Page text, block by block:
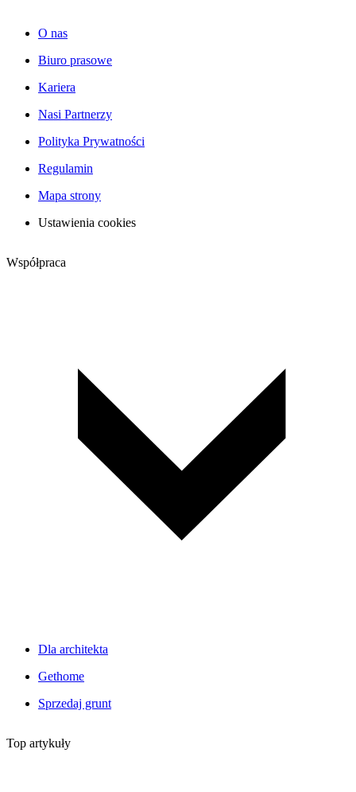
O nas
Biuro prasowe
Kariera
Nasi Partnerzy
Polityka Prywatności
Regulamin
Mapa strony
Ustawienia cookies
Współpraca
Dla architekta
Gethome
Sprzedaj grunt
Top artykuły